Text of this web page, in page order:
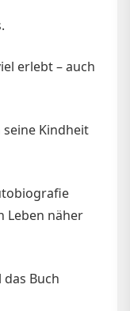
erlebt – auch
seine Kindheit
Leben näher
Buch